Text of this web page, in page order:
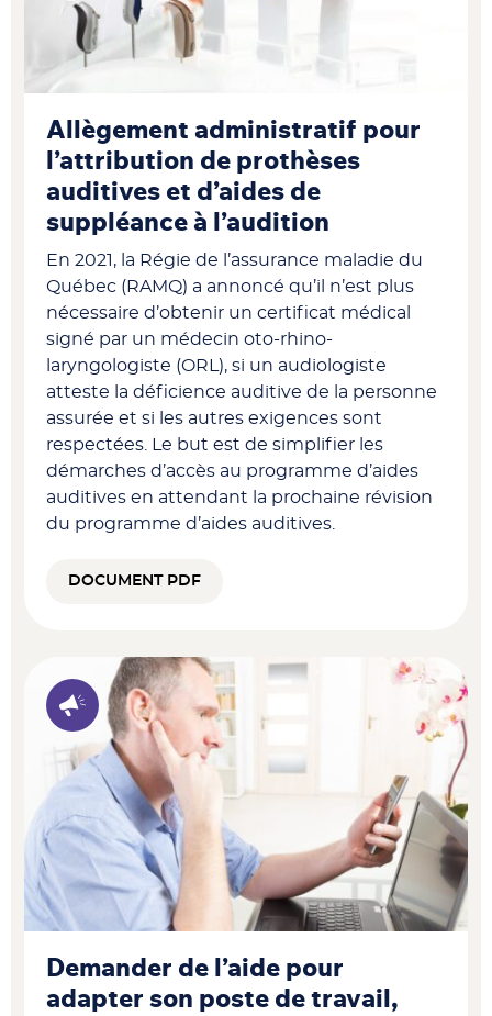
Allègement administratif pour
l’attribution de prothèses
auditives et d’aides de
suppléance à l’audition
En 2021, la Régie de l’assurance maladie du
Québec (RAMQ) a annoncé qu’il n’est plus
nécessaire d’obtenir un certificat médical
signé par un médecin oto-rhino-
laryngologiste (ORL), si un audiologiste
atteste la déficience auditive de la personne
assurée et si les autres exigences sont
respectées. Le but est de simplifier les
démarches d’accès au programme d’aides
auditives en attendant la prochaine révision
du programme d’aides auditives.
DOCUMENT PDF
Demander de l’aide pour
adapter son poste de travail,